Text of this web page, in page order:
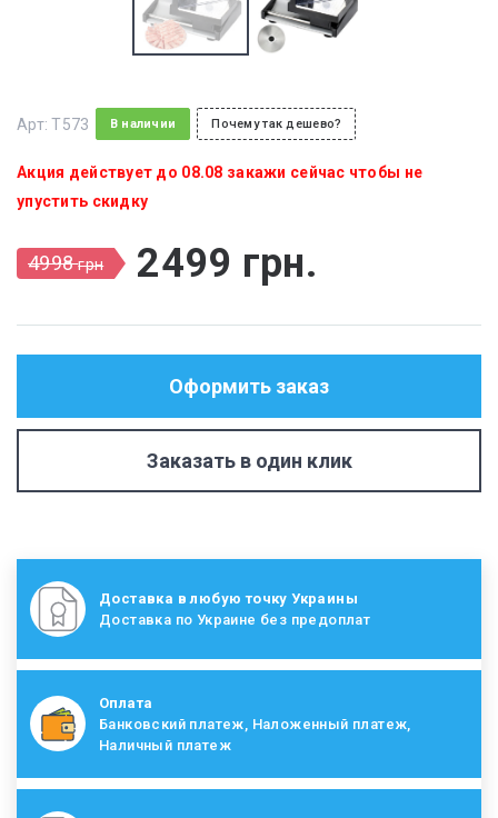
Арт:T573 В наличии Почему так дешево?
Акция действует до 08.08 закажи сейчас чтобы не
упустить скидку
4998грн 2499 грн.
Оформить заказ
Заказать в один клик
Доставка в любую точку Украины
Доставка по Украине без предоплат
Оплата
Банковский платеж, Наложенный платеж,
Наличный платеж